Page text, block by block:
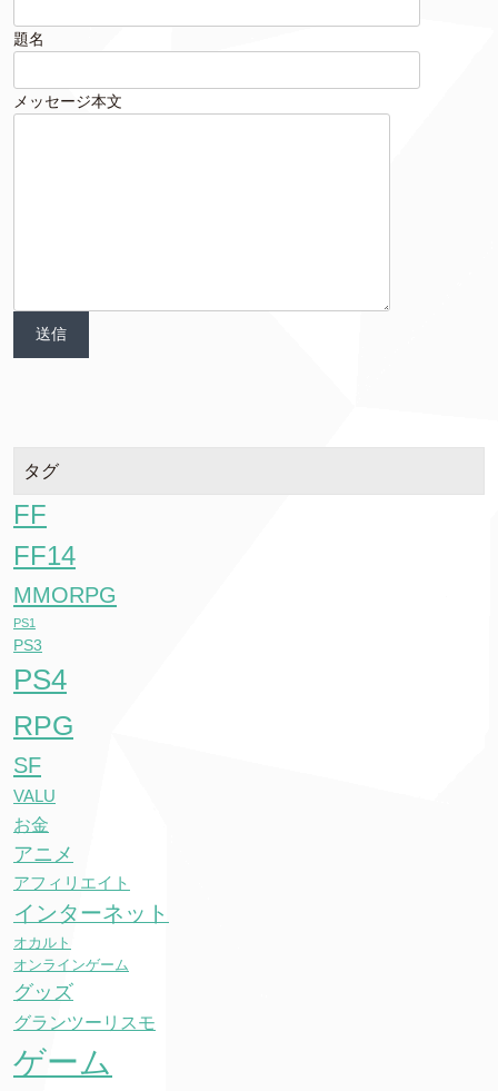
題名
メッセージ本文
タグ
FF
FF14
MMORPG
PS1
PS3
PS4
RPG
SF
VALU
お金
アニメ
アフィリエイト
インターネット
オカルト
オンラインゲーム
グッズ
グランツーリスモ
ゲーム